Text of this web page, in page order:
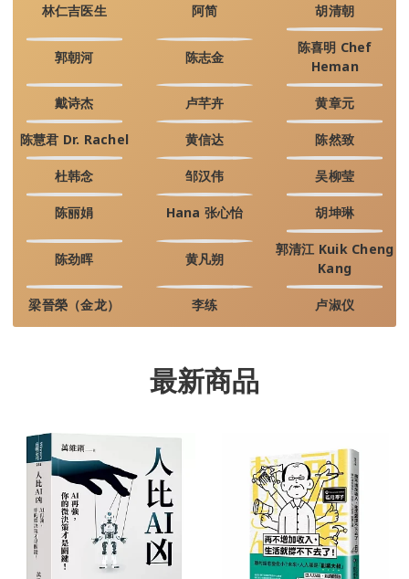
林仁吉医生 阿简 胡清朝
郭朝河 陈志金
陈喜明 Chef
Heman
戴诗杰 卢芊卉 黄章元
陈慧君 Dr. Rachel 黄信达 陈然致
杜韩念 邹汉伟 吴柳莹
陈丽娟 Hana 张心怡 胡坤琳
陈劲晖 黄凡朔
郭清江 Kuik Cheng
Kang
梁晉榮（金龙） 李练 卢淑仪
最新商品